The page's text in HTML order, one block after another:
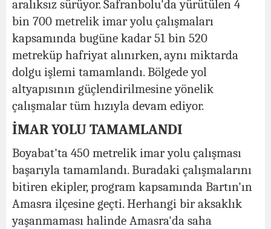
aralıksız sürüyor. Safranbolu'da yürütülen 4
bin 700 metrelik imar yolu çalışmaları
kapsamında bugüne kadar 51 bin 520
metreküp hafriyat alınırken, aynı miktarda
dolgu işlemi tamamlandı. Bölgede yol
altyapısının güçlendirilmesine yönelik
çalışmalar tüm hızıyla devam ediyor.
İMAR YOLU TAMAMLANDI
Boyabat'ta 450 metrelik imar yolu çalışması
başarıyla tamamlandı. Buradaki çalışmalarını
bitiren ekipler, program kapsamında Bartın'ın
Amasra ilçesine geçti. Herhangi bir aksaklık
yaşanmaması halinde Amasra'da saha